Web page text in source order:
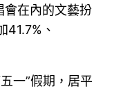
會在內的文藝扮
41.7%、
一”假期，居平